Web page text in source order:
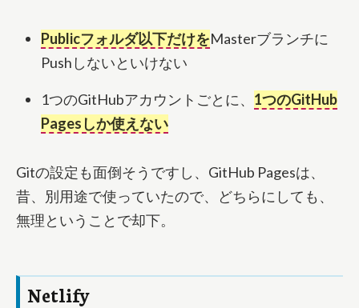
Publicフォルダ以下だけをMasterブランチに
Pushしないといけない
1つのGitHubアカウントごとに、 1つのGitHub
Pagesしか使えない
Gitの設定も面倒そうですし、GitHub Pagesは、
昔、別用途で使っていたので、どちらにしても、
無理ということで却下。
Netlify